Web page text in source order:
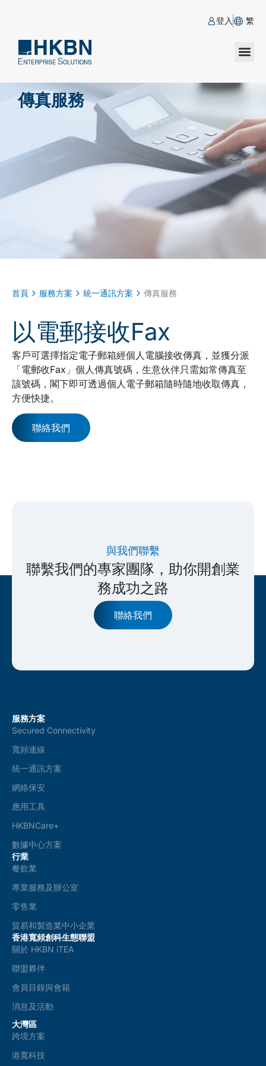
登入 繁
傳真服務
首頁 服務方案 統一通訊方案 傳真服務
以電郵接收Fax
客戶可選擇指定電子郵箱經個人電腦接收傳真，並獲分派
「電郵收Fax」個人傳真號碼，生意伙伴只需如常傳真至
該號碼，閣下即可透過個人電子郵箱隨時隨地收取傳真，
方便快捷。
聯絡我們
與我們聯繫
聯繫我們的專家團隊，助你開創業
務成功之路
聯絡我們
服務方案
Secured Connectivity
寬頻連線
統一通訊方案
網絡保安
應用工具
HKBNCare+
數據中心方案
行業
餐飲業
專業服務及辦公室
零售業
貿易和製造業中小企業
香港寬頻創科生態聯盟
關於 HKBN iTEA
聯盟夥伴
會員目錄與會籍
消息及活動
大灣區
跨境方案
港寬科技